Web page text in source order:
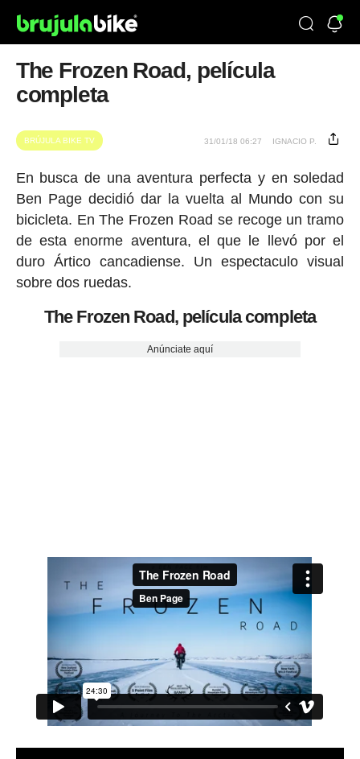
The Frozen Road, película
completa
BRÚJULA BIKE TV 31/01/18 06:27 IGNACIO P.
En busca de una aventura perfecta y en soledad
Ben Page decidió dar la vuelta al Mundo con su
bicicleta. En The Frozen Road se recoge un tramo
de esta enorme aventura, el que le llevó por el
duro Ártico cancadiense. Un espectaculo visual
sobre dos ruedas.
The Frozen Road, película completa
Anúnciate aquí